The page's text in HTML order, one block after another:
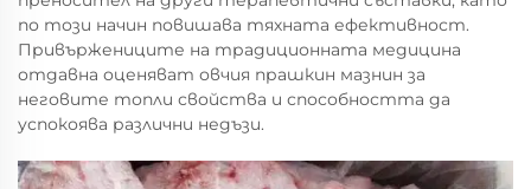
по този начин повишава тяхната ефективност.
Привържениците на традиционната медицина
отдавна оценяват овчия прашкин мазнин за
неговите топли свойства и способността да
успокоява различни недъзи.